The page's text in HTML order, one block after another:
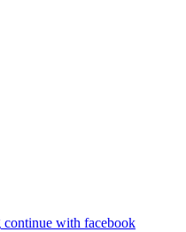
continue with facebook